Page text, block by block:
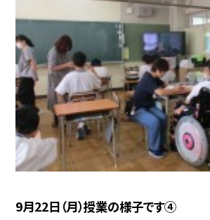
9月22日（月）授業の様子です④